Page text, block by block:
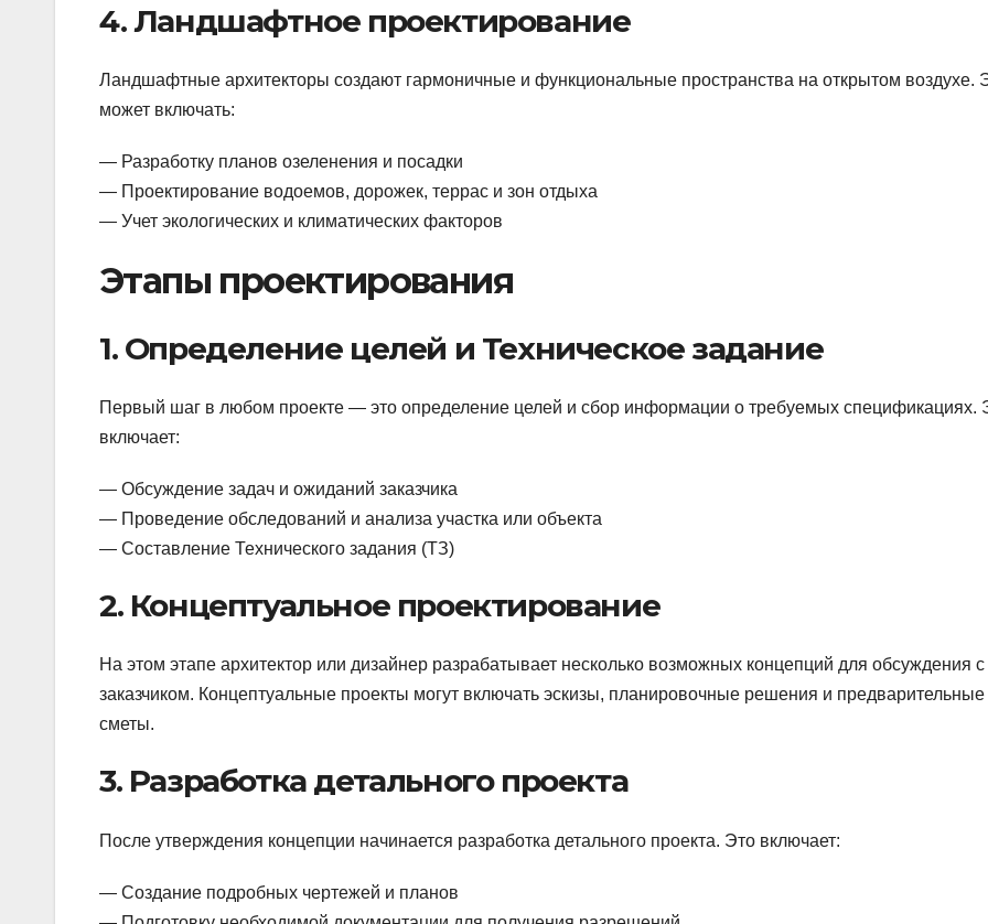
4. Ландшафтное проектирование
Ландшафтные архитекторы создают гармоничные и функциональные пространства на открытом воздухе.
может включать:
— Разработку планов озеленения и посадки
— Проектирование водоемов, дорожек, террас и зон отдыха
— Учет экологических и климатических факторов
Этапы проектирования
1. Определение целей и Техническое задание
Первый шаг в любом проекте — это определение целей и сбор информации о требуемых спецификациях.
включает:
— Обсуждение задач и ожиданий заказчика
— Проведение обследований и анализа участка или объекта
— Составление Технического задания (ТЗ)
2. Концептуальное проектирование
На этом этапе архитектор или дизайнер разрабатывает несколько возможных концепций для обсуждения с
заказчиком. Концептуальные проекты могут включать эскизы, планировочные решения и предварительные
сметы.
3. Разработка детального проекта
После утверждения концепции начинается разработка детального проекта. Это включает:
— Создание подробных чертежей и планов